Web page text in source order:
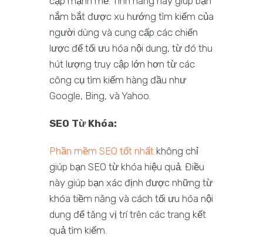
nắm bắt được xu hướng tìm kiếm của
người dùng và cung cấp các chiến
lược để tối ưu hóa nội dung, từ đó thu
hút lượng truy cập lớn hơn từ các
công cụ tìm kiếm hàng đầu như
Google, Bing, và Yahoo.
SEO Từ Khóa:
Phần mềm SEO tốt nhất không chỉ
giúp bạn SEO từ khóa hiệu quả. Điều
này giúp bạn xác định được những từ
khóa tiềm năng và cách tối ưu hóa nội
dung để tăng vị trí trên các trang kết
quả tìm kiếm.